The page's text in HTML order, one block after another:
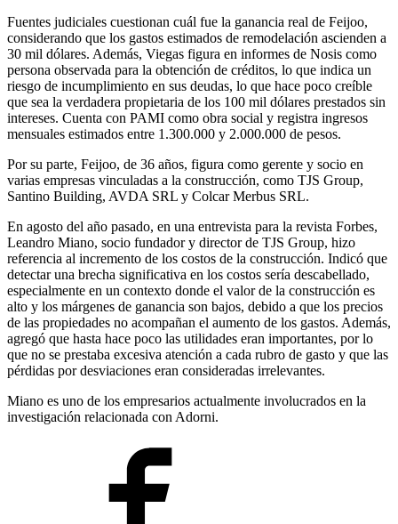
Fuentes judiciales cuestionan cuál fue la ganancia real de Feijoo,
considerando que los gastos estimados de remodelación ascienden a
30 mil dólares. Además, Viegas figura en informes de Nosis como
persona observada para la obtención de créditos, lo que indica un
riesgo de incumplimiento en sus deudas, lo que hace poco creíble
que sea la verdadera propietaria de los 100 mil dólares prestados sin
intereses. Cuenta con PAMI como obra social y registra ingresos
mensuales estimados entre 1.300.000 y 2.000.000 de pesos.
Por su parte, Feijoo, de 36 años, figura como gerente y socio en
varias empresas vinculadas a la construcción, como TJS Group,
Santino Building, AVDA SRL y Colcar Merbus SRL.
En agosto del año pasado, en una entrevista para la revista Forbes,
Leandro Miano, socio fundador y director de TJS Group, hizo
referencia al incremento de los costos de la construcción. Indicó que
detectar una brecha significativa en los costos sería descabellado,
especialmente en un contexto donde el valor de la construcción es
alto y los márgenes de ganancia son bajos, debido a que los precios
de las propiedades no acompañan el aumento de los gastos. Además,
agregó que hasta hace poco las utilidades eran importantes, por lo
que no se prestaba excesiva atención a cada rubro de gasto y que las
pérdidas por desviaciones eran consideradas irrelevantes.
Miano es uno de los empresarios actualmente involucrados en la
investigación relacionada con Adorni.